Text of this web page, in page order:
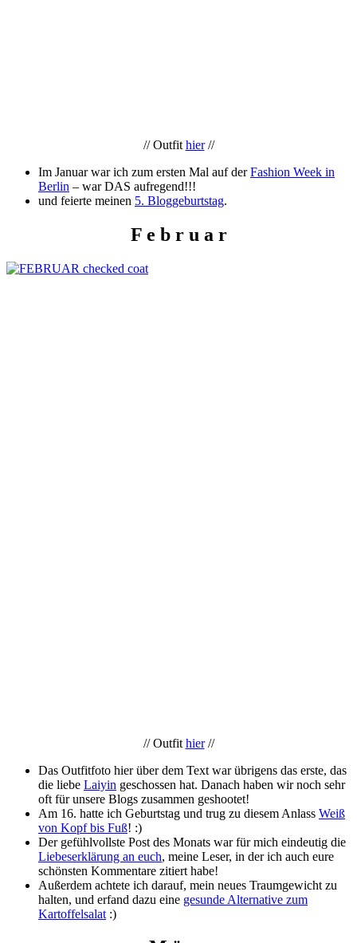
// Outfit hier//
Im Januar war ich zum ersten Mal auf derFashion Week in
Berlin – war DAS aufregend!!!
und feierte meinen 5. Bloggeburtstag.
F e b r u a r
// Outfit hier//
Das Outfitfoto hier über dem Text war übrigens das erste, das
die liebe Laiyin geschossen hat. Danach haben wir noch sehr
oft für unsere Blogs zusammen geshootet!
Am 16. hatte ich Geburtstag und trug zu diesem Anlass Weiß
von Kopf bis Fuß! :)
Der gefühlvollste Post des Monats war für mich eindeutig die
Liebeserklärung an euch, meine Leser, in der ich auch eure
schönsten Kommentare zitiert habe!
Außerdem achtete ich darauf, mein neues Traumgewicht zu
halten, und erfand dazu eine gesunde Alternative zum
Kartoffelsalat :)